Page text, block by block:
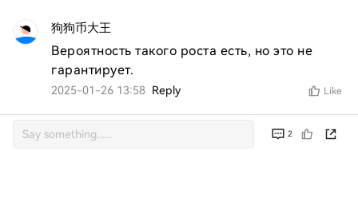
狗狗币大王
Вероятность такого роста есть, но это не
гарантирует.
2025-01-26 13:58 Reply Like
2